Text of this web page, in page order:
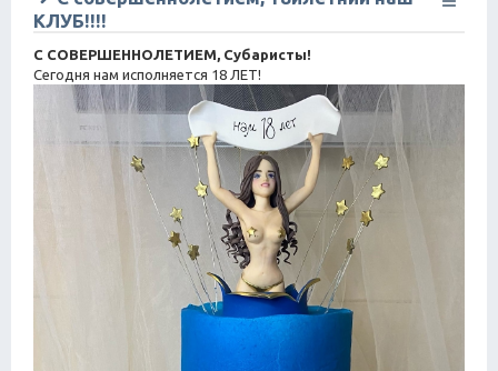
КЛУБ!!!!
С СОВЕРШЕННОЛЕТИЕМ, Субаристы!
Сегодня нам исполняется 18 ЛЕТ!